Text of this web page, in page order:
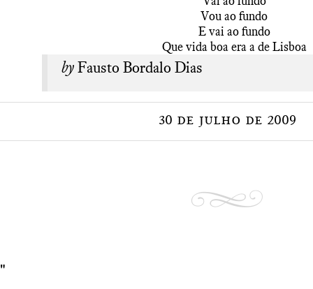
Vou ao fundo
E vai ao fundo
Que vida boa era a de Lisboa
byFausto Bordalo Dias
30 de julho de 2009
"